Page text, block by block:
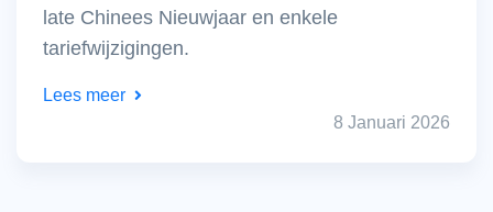
late Chinees Nieuwjaar en enkele
tariefwijzigingen.
Lees meer
8 Januari 2026